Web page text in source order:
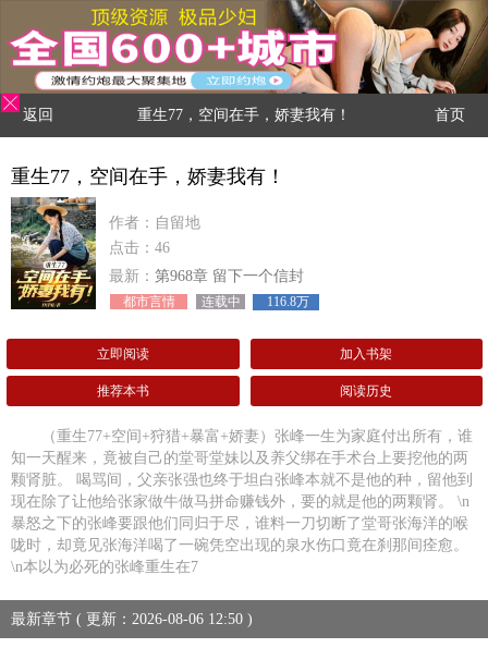
返回 重生77，空间在手，娇妻我有！ 首页
重生77，空间在手，娇妻我有！
作者：自留地
点击：46
最新： 第968章 留下一个信封
都市言情 连载中 116.8万
立即阅读 加入书架
推荐本书 阅读历史
（重生77+空间+狩猎+暴富+娇妻）张峰一生为家庭付出所有，谁
知一天醒来，竟被自己的堂哥堂妹以及养父绑在手术台上要挖他的两
颗肾脏。 喝骂间，父亲张强也终于坦白张峰本就不是他的种，留他到
现在除了让他给张家做牛做马拼命赚钱外，要的就是他的两颗肾。 \n
暴怒之下的张峰要跟他们同归于尽，谁料一刀切断了堂哥张海洋的喉
咙时，却竟见张海洋喝了一碗凭空出现的泉水伤口竟在刹那间痊愈。
\n本以为必死的张峰重生在7
最新章节 ( 更新：2026-08-06 12:50 )